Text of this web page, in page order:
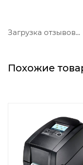
Загрузка отзывов...
Похожие